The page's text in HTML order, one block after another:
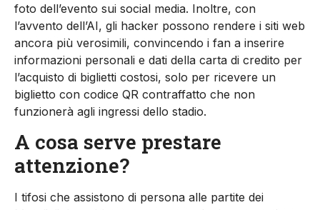
foto dell’evento sui social media. Inoltre, con
l’avvento dell’AI, gli hacker possono rendere i siti web
ancora più verosimili, convincendo i fan a inserire
informazioni personali e dati della carta di credito per
l’acquisto di biglietti costosi, solo per ricevere un
biglietto con codice QR contraffatto che non
funzionerà agli ingressi dello stadio.
A cosa serve prestare
attenzione?
I tifosi che assistono di persona alle partite dei